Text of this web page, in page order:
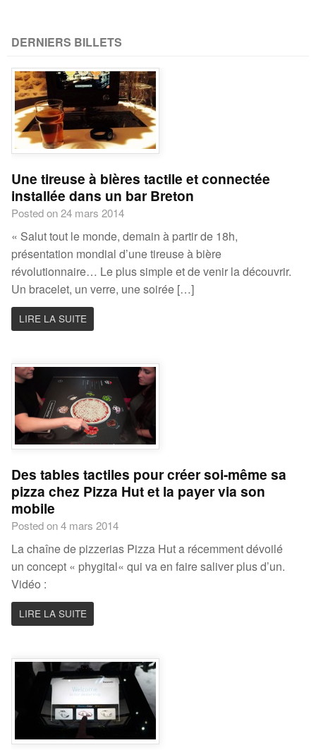
DERNIERS BILLETS
Une tireuse à bières tactile et connectée
installée dans un bar Breton
Posted on 24 mars 2014
« Salut tout le monde, demain à partir de 18h,
présentation mondial d’une tireuse à bière
révolutionnaire… Le plus simple et de venir la découvrir.
Un bracelet, un verre, une soirée […]
LIRE LA SUITE
Des tables tactiles pour créer soi-même sa
pizza chez Pizza Hut et la payer via son
mobile
Posted on 4 mars 2014
La chaîne de pizzerias Pizza Hut a récemment dévoilé
un concept « phygital« qui va en faire saliver plus d’un.
Vidéo :
LIRE LA SUITE